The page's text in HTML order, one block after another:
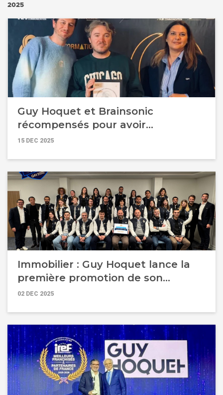
2025
Guy Hoquet et Brainsonic
récompensés pour avoir
transformé la formation métier
15 DEC 2025
Immobilier : Guy Hoquet lance la
première promotion de son
Bachelor "Vendeur Expert" au sein
02 DEC 2025